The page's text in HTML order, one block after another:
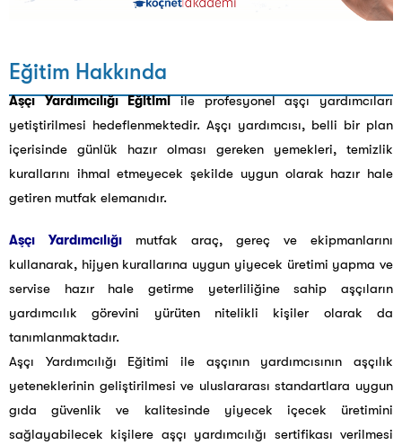
Eğitim Hakkında
Aşçı Yardımcılığı Eğitimiile profesyonel aşçı yardımcıları
yetiştirilmesi hedeflenmektedir. Aşçı yardımcısı, belli bir plan
içerisinde günlük hazır olması gereken yemekleri, temizlik
kurallarını ihmal etmeyecek şekilde uygun olarak hazır hale
getiren mutfak elemanıdır.
Aşçı Yardımcılığı mutfak araç, gereç ve ekipmanlarını
kullanarak, hijyen kurallarına uygun yiyecek üretimi yapma ve
servise hazır hale getirme yeterliliğine sahip aşçıların
yardımcılık görevini yürüten nitelikli kişiler olarak da
tanımlanmaktadır.
Aşçı Yardımcılığı Eğitimi ile aşçının yardımcısının aşçılık
yeteneklerinin geliştirilmesi ve uluslararası standartlara uygun
gıda güvenlik ve kalitesinde yiyecek içecek üretimini
sağlayabilecek kişilere aşçı yardımcılığı sertifikası verilmesi